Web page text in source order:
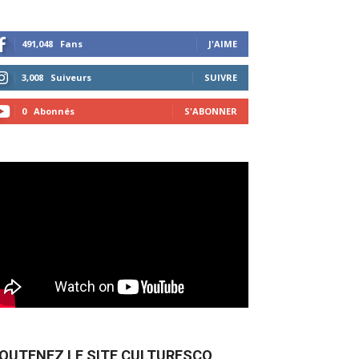
491,048 Fans J'AIME
3,008 Suiveurs SUIVRE
0 Abonnés S'ABONNER
LE SITE CULTURESCO